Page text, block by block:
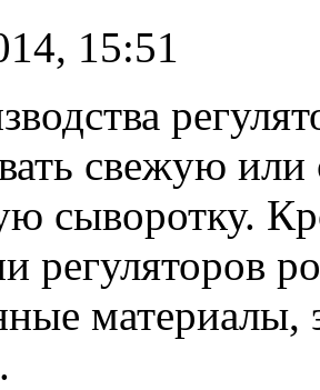
15:51
свежую
сыворотку.
регуляторов
материалы,